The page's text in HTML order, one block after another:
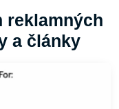
reklamných
a články